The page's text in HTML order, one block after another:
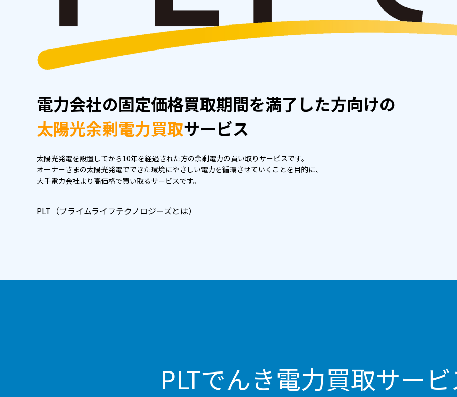
電力会社の固定価格買取期間を満了した方向けの
太陽光余剰電力買取サービス
太陽光発電を設置してから10年を経過された方の余剰電力の買い取りサービスです。
オーナーさまの太陽光発電でできた環境にやさしい電力を循環させていくことを目的に、
大手電力会社より高価格で買い取るサービスです。
PLT（プライムライフテクノロジーズとは）
PLTでんき電力買取サー